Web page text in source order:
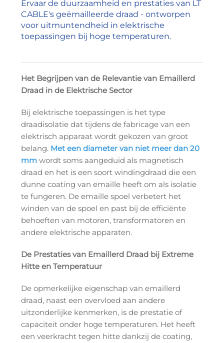
Ervaar de duurzaamheid en prestaties van LT
CABLE's geëmailleerde draad - ontworpen
voor uitmuntendheid in elektrische
toepassingen bij hoge temperaturen.
Het Begrijpen van de Relevantie van Emaillerd
Draad in de Elektrische Sector
Bij elektrische toepassingen is het type
draadisolatie dat tijdens de fabricage van een
elektrisch apparaat wordt gekozen van groot
belang. Met een diameter van niet meer dan 20
mm wordt soms aangeduid als magnetisch
draad en het is een soort windingdraad die een
dunne coating van emaille heeft om als isolatie
te fungeren. De emaille spoel verbetert het
winden van de spoel en past bij de efficiënte
behoeften van motoren, transformatoren en
andere elektrische apparaten.
De Prestaties van Emaillerd Draad bij Extreme
Hitte en Temperatuur
De opmerkelijke eigenschap van emaillerd
draad, naast een overvloed aan andere
uitzonderlijke kenmerken, is de prestatie of
capaciteit onder hoge temperaturen. Het heeft
een veerkracht tegen hitte dankzij de coating,